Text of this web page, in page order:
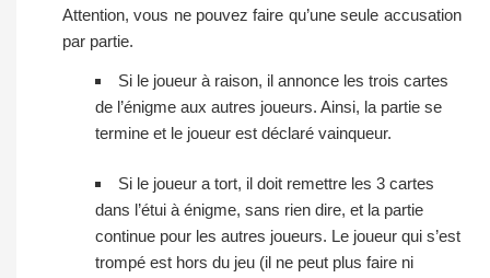
Attention, vous ne pouvez faire qu’une seule accusation
par partie.
Si le joueur à raison, il annonce les trois cartes
de l’énigme aux autres joueurs. Ainsi, la partie se
termine et le joueur est déclaré vainqueur.
Si le joueur a tort, il doit remettre les 3 cartes
dans l’étui à énigme, sans rien dire, et la partie
continue pour les autres joueurs. Le joueur qui s’est
trompé est hors du jeu (il ne peut plus faire ni